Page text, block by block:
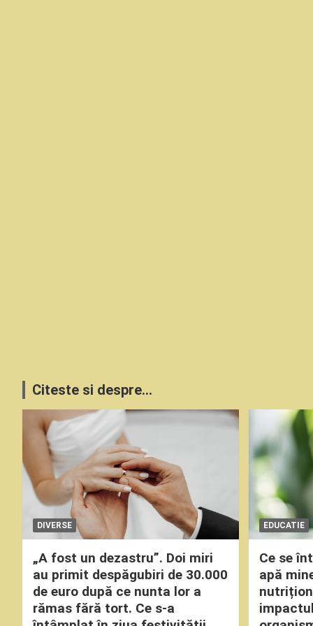
Citeste si despre...
DIVERSE
„A fost un dezastru”. Doi miri
au primit despăgubiri de 30.000
de euro după ce nunta lor a
rămas fără tort. Ce s-a
EDUCATIE
Ce se
apă